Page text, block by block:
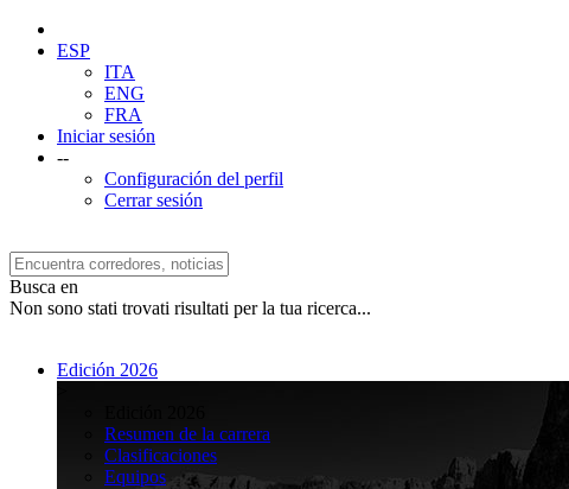
ESP
ITA
ENG
FRA
Iniciar sesión
--
Configuración del perfil
Cerrar sesión
Busca en
Non sono stati trovati risultati per la tua ricerca...
Edición 2026
Resumen de la carrera
Clasificaciones
Equipos